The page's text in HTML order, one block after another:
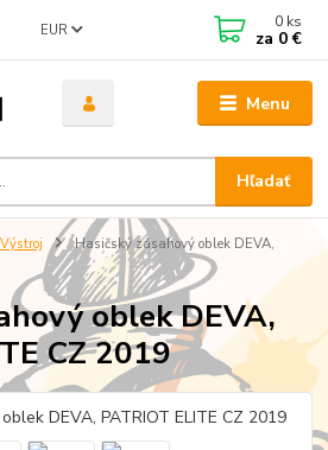
Menu
EUR
Hľadať
0 ks
za 0 €
Výstroj
Hasičský zásahový oblek DEVA,
oblek DEVA,
CZ 2019